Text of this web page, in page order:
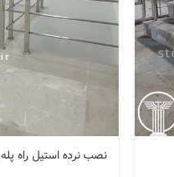
نصب نرده استیل راه